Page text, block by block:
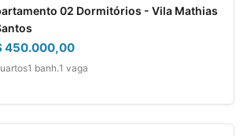
02 Dormitórios - Vila Mathias
450.000,00
1 banh.1 vaga